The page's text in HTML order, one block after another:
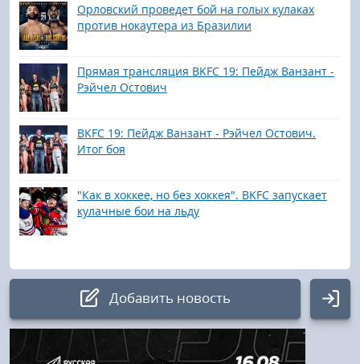
Орловский проведет бой на голых кулаках
против нокаутера из Бразилии
Прямая трансляция BKFC 19: Пейдж Ванзант -
Рэйчел Остович
BKFC 19: Пейдж Ванзант - Рэйчел Остович.
Итог боя
"Как в хоккее, но без хоккея". BKFC запускает
кулачные бои на льду
Добавить новость
Авторизация